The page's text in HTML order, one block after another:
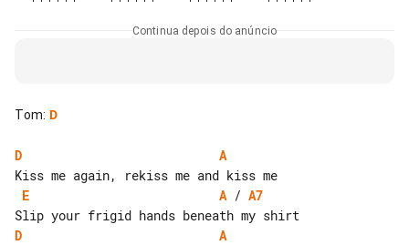
Continua depois do anúncio
Tom: D
D
A
E
A / A7
D
A